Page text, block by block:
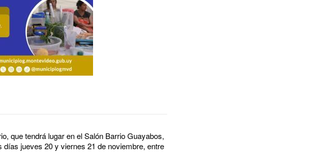
que tendrá lugar en el Salón Barrio Guayabos,
jueves 20 y viernes 21 de noviembre, entre